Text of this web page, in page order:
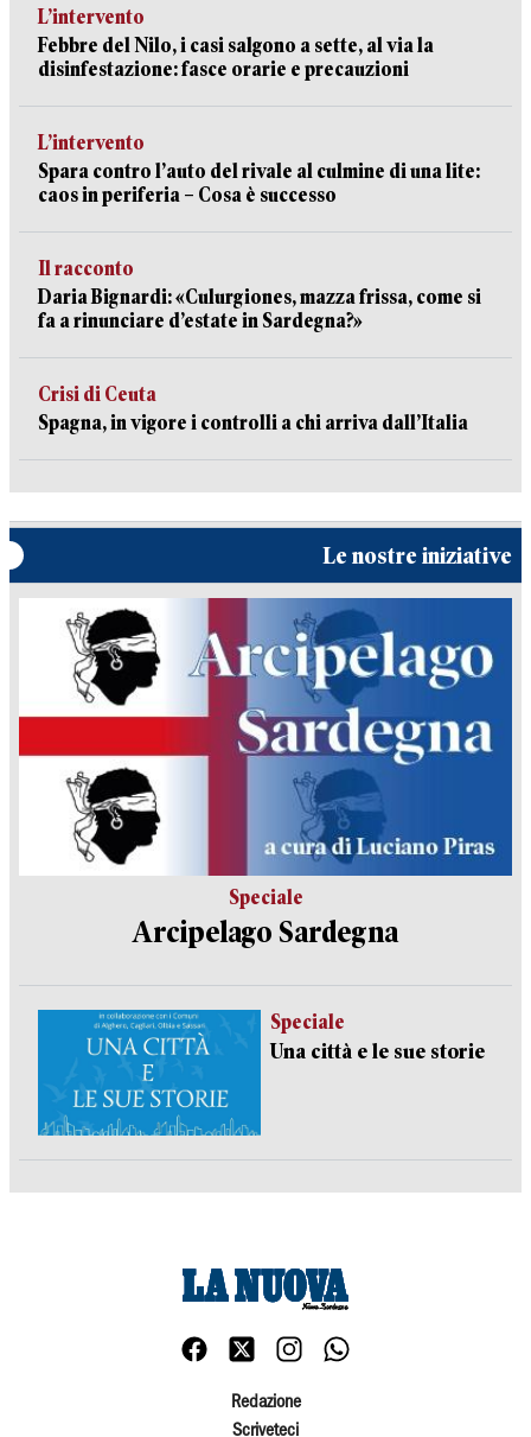
L’intervento
Febbre del Nilo, i casi salgono a sette, al via la
disinfestazione: fasce orarie e precauzioni
L’intervento
Spara contro l’auto del rivale al culmine di una lite:
caos in periferia – Cosa è successo
Il racconto
Daria Bignardi: «Culurgiones, mazza frissa, come si
fa a rinunciare d’estate in Sardegna?»
Crisi di Ceuta
Spagna, in vigore i controlli a chi arriva dall’Italia
Le nostre iniziative
Speciale
Arcipelago Sardegna
Speciale
Una città e le sue storie
Redazione
Scriveteci